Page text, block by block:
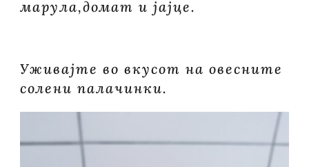
марула,домат и јајце.
Уживајте во вкусот на овесните
солени палачинки.